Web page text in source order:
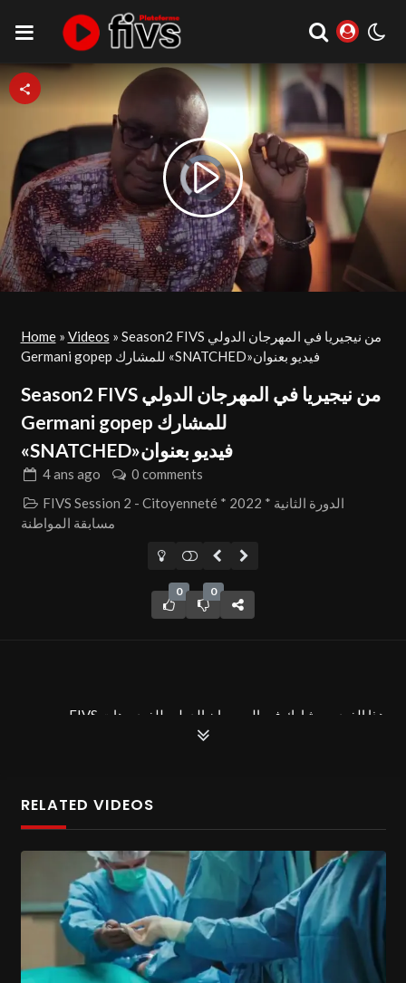
Video
Player
is
loading.
Play
Video
Home» Videos » Season2 FIVS من نيجيريا في المهرجان الدولي
Germani gopep للمشارك «SNATCHED»فيديو بعنوان
Season2 FIVS من نيجيريا في المهرجان الدولي
Germani gopep للمشارك
«SNATCHED»فيديو بعنوان
4 ans ago
0 comments
FIVS Session 2 - Citoyenneté * 2022 * الدورة الثانية
مسابقة المواطنة
0 0
FIVS هذا الفيديو مشارك في المهرجان الدولي للفيديوهات
Admin
RELATED VIDEOS